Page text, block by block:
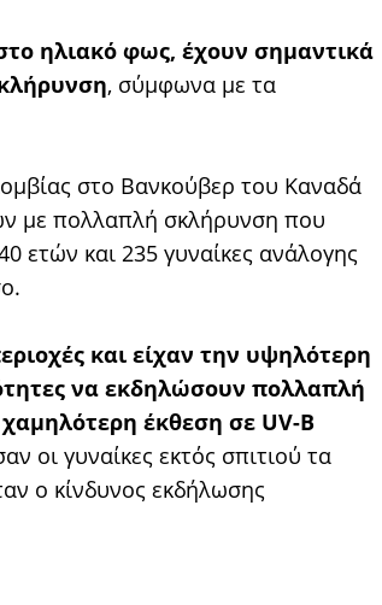
ηλιακό φως, έχουν σημαντικά
, σύμφωνα με τα
στο Βανκούβερ του Καναδά
με πολλαπλή σκλήρυνση που
ετών και 235 γυναίκες ανάλογης
και είχαν την υψηλότερη
να εκδηλώσουν πολλαπλή
έκθεση σε UV-B
οι γυναίκες εκτός σπιτιού τα
ο κίνδυνος εκδήλωσης